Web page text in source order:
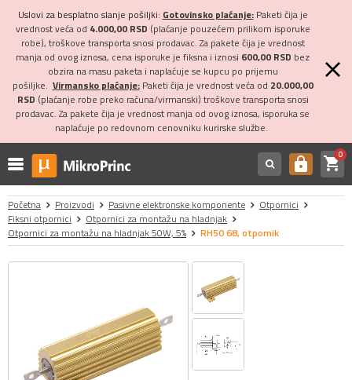
Uslovi za besplatno slanje pošiljki: Gotovinsko plaćanje:Paketi čija je
vrednost veća od 4.000,00 RSD (plaćanje pouzećem prilikom isporuke
robe), troškove transporta snosi prodavac. Za pakete čija je vrednost
manja od ovog iznosa, cena isporuke je fiksna i iznosi 600,00 RSD bez
obzira na masu paketa i naplaćuje se kupcu po prijemu
pošiljke. Virmansko plaćanje:Paketi čija je vrednost veća od 20.000,00
RSD (plaćanje robe preko računa/virmanski) troškove transporta snosi
prodavac. Za pakete čija je vrednost manja od ovog iznosa, isporuka se
naplaćuje po redovnom cenovniku kurirske službe.
https shopping_cart0
Početna Proizvodi Pasivne elektronske komponente
Otpornici
Fiksni otpornici
Otpornici za montažu na hladnjak
Otpornici za montažu na hladnjak 50W, 5%
RH50 68, otpornik